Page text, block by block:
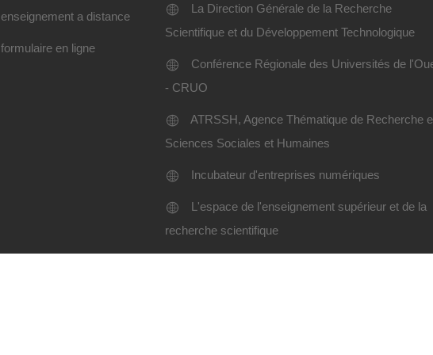
enseignement a distance
formulaire en ligne
La Direction Générale de la Recherche
Scientifique et du Développement Technologique
Conférence Régionale des Universités de
- CRUO
ATRSSH, Agence Thématique de Recherche
Sciences Sociales et Humaines
Incubateur d'entreprises numériques
L'espace de l'enseignement supérieur et de la
recherche scientifique